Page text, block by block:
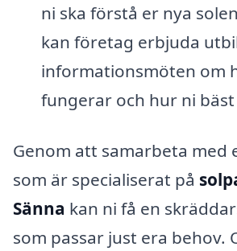
ni ska förstå er nya
kan företag erbjuda
informationsmöten om
fungerar och hur ni
Genom att samarbeta med
som är specialiserat på
Sänna kan ni få en
som passar just era behov.